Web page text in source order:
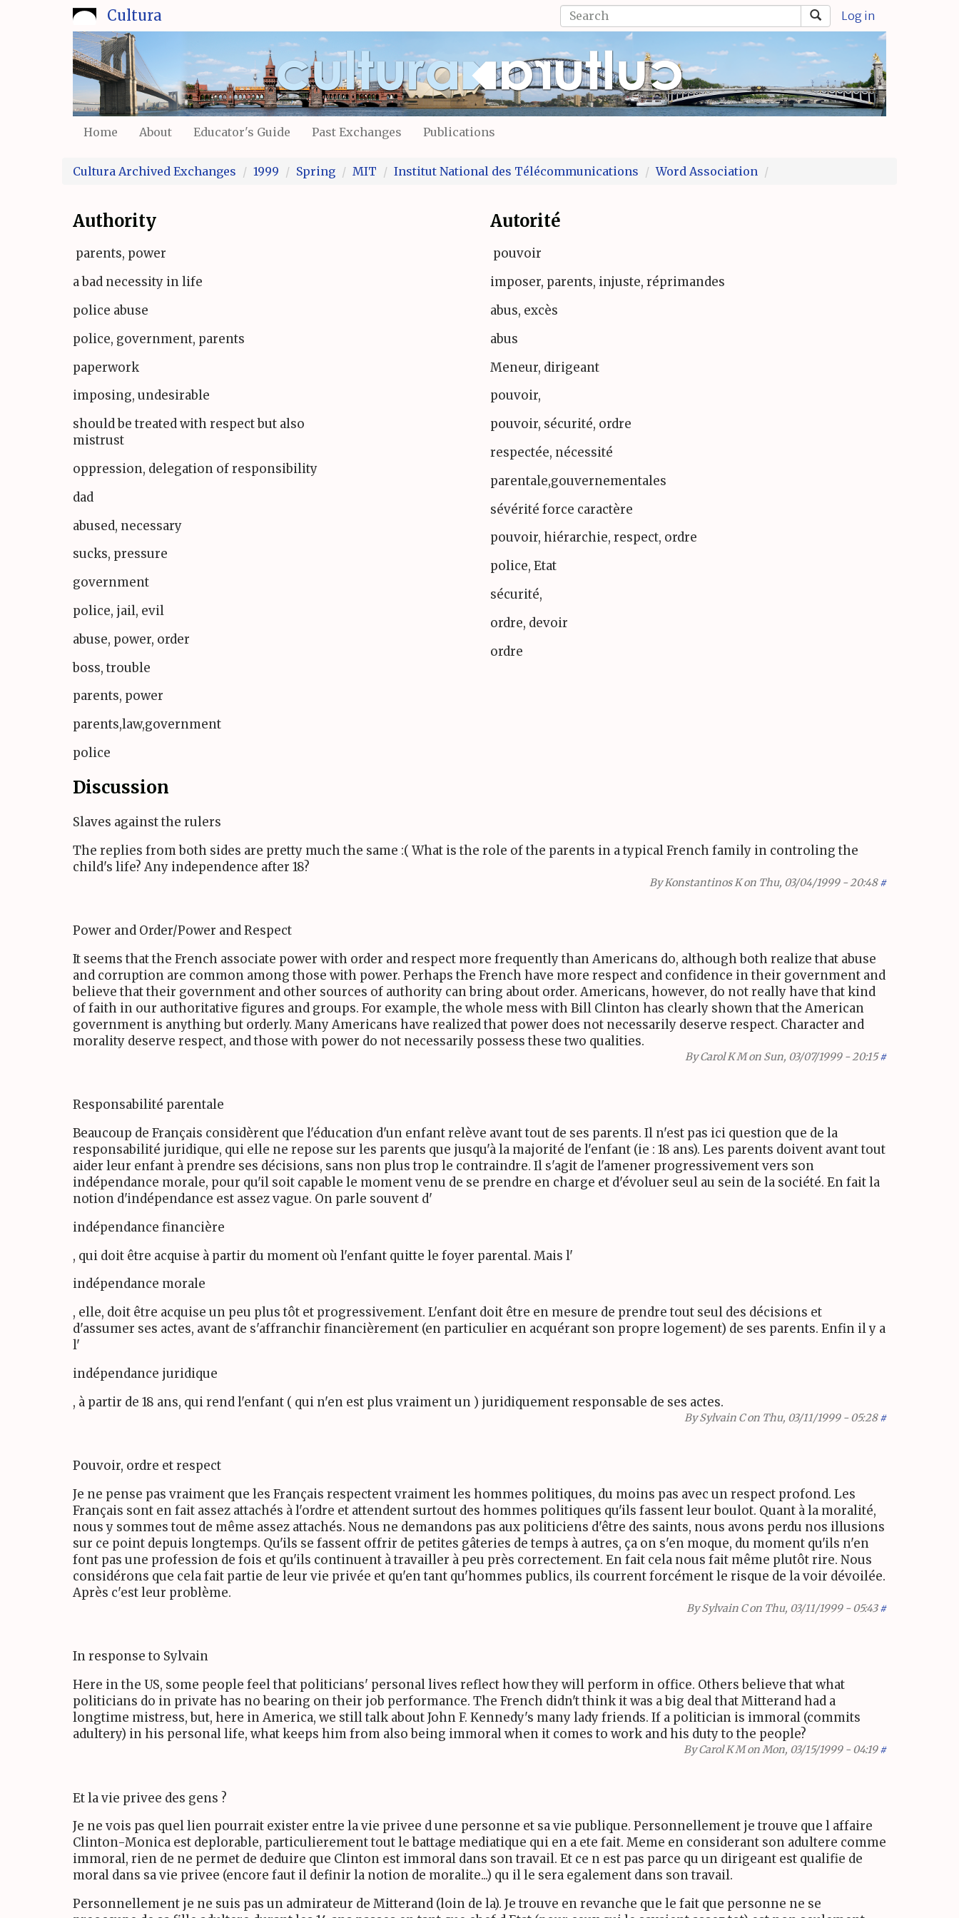
Cultura Log in
Search
form
Search
Home About Educator's Guide Past Exchanges Publications
Cultura Archived Exchanges 1999 Spring MIT Institut National des Télécommunications Word Association
Authority Autorité
parents, power
a bad necessity in life
police abuse
police, government, parents
paperwork
imposing, undesirable
should be treated with respect but also
mistrust
oppression, delegation of responsibility
dad
abused, necessary
sucks, pressure
government
police, jail, evil
abuse, power, order
boss, trouble
parents, power
parents,law,government
police
pouvoir
imposer, parents, injuste, réprimandes
abus, excès
abus
Meneur, dirigeant
pouvoir,
pouvoir, sécurité, ordre
respectée, nécessité
parentale,gouvernementales
sévérité force caractère
pouvoir, hiérarchie, respect, ordre
police, Etat
sécurité,
ordre, devoir
ordre
Discussion
Slaves against the rulers
The replies from both sides are pretty much the same :( What is the role of the parents in a typical French family in controling the
child's life? Any independence after 18?
ByKonstantinos Kon Thu, 03/04/1999 - 20:48 #
Power and Order/Power and Respect
It seems that the French associate power with order and respect more frequently than Americans do, although both realize that abuse
and corruption are common among those with power. Perhaps the French have more respect and confidence in their government and
believe that their government and other sources of authority can bring about order. Americans, however, do not really have that kind
of faith in our authoritative figures and groups. For example, the whole mess with Bill Clinton has clearly shown that the American
government is anything but orderly. Many Americans have realized that power does not necessarily deserve respect. Character and
morality deserve respect, and those with power do not necessarily possess these two qualities.
ByCarol K Mon Sun, 03/07/1999 - 20:15 #
Responsabilité parentale
Beaucoup de Français considèrent que l'éducation d'un enfant relève avant tout de ses parents. Il n'est pas ici question que de la
responsabilité juridique, qui elle ne repose sur les parents que jusqu'à la majorité de l'enfant (ie : 18 ans). Les parents doivent avant tout
aider leur enfant à prendre ses décisions, sans non plus trop le contraindre. Il s'agit de l'amener progressivement vers son
indépendance morale, pour qu'il soit capable le moment venu de se prendre en charge et d'évoluer seul au sein de la société. En fait la
notion d'indépendance est assez vague. On parle souvent d'
indépendance financière
, qui doit être acquise à partir du moment où l'enfant quitte le foyer parental. Mais l'
indépendance morale
, elle, doit être acquise un peu plus tôt et progressivement. L'enfant doit être en mesure de prendre tout seul des décisions et
d'assumer ses actes, avant de s'affranchir financièrement (en particulier en acquérant son propre logement) de ses parents. Enfin il y a
l'
indépendance juridique
, à partir de 18 ans, qui rend l'enfant ( qui n'en est plus vraiment un ) juridiquement responsable de ses actes.
BySylvain Con Thu, 03/11/1999 - 05:28 #
Pouvoir, ordre et respect
Je ne pense pas vraiment que les Français respectent vraiment les hommes politiques, du moins pas avec un respect profond. Les
Français sont en fait assez attachés à l'ordre et attendent surtout des hommes politiques qu'ils fassent leur boulot. Quant à la moralité,
nous y sommes tout de même assez attachés. Nous ne demandons pas aux politiciens d'être des saints, nous avons perdu nos illusions
sur ce point depuis longtemps. Qu'ils se fassent offrir de petites gâteries de temps à autres, ça on s'en moque, du moment qu'ils n'en
font pas une profession de fois et qu'ils continuent à travailler à peu près correctement. En fait cela nous fait même plutôt rire. Nous
considérons que cela fait partie de leur vie privée et qu'en tant qu'hommes publics, ils courrent forcément le risque de la voir dévoilée.
Après c'est leur problème.
BySylvain Con Thu, 03/11/1999 - 05:43 #
In response to Sylvain
Here in the US, some people feel that politicians' personal lives reflect how they will perform in office. Others believe that what
politicians do in private has no bearing on their job performance. The French didn't think it was a big deal that Mitterand had a
longtime mistress, but, here in America, we still talk about John F. Kennedy's many lady friends. If a politician is immoral (commits
adultery) in his personal life, what keeps him from also being immoral when it comes to work and his duty to the people?
ByCarol K Mon Mon, 03/15/1999 - 04:19 #
Et la vie privee des gens ?
Je ne vois pas quel lien pourrait exister entre la vie privee d une personne et sa vie publique. Personnellement je trouve que l affaire
Clinton-Monica est deplorable, particulierement tout le battage mediatique qui en a ete fait. Meme en considerant son adultere comme
immoral, rien de ne permet de deduire que Clinton est immoral dans son travail. Et ce n est pas parce qu un dirigeant est qualifie de
moral dans sa vie privee (encore faut il definir la notion de moralite...) qu il le sera egalement dans son travail.
Personnellement je ne suis pas un admirateur de Mitterand (loin de la). Je trouve en revanche que le fait que personne ne se